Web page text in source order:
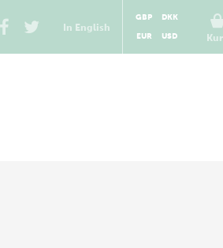
In English
GBP
DKK
EUR
USD